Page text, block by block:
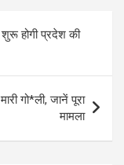
होगी प्रदेश की
गो*ली, जानें पूरा
मामला